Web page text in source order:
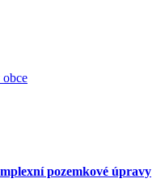
pozemkové úpravy